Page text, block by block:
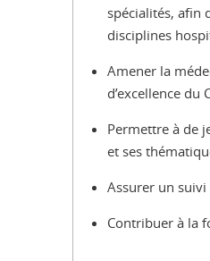
spécialités, afin
disciplines
Amener la
d’excellence du
Permettre à de
et ses
Assurer un suivi
Contribuer à la